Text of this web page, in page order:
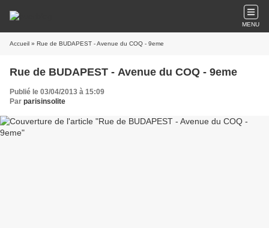
MENU
Accueil » Rue de BUDAPEST - Avenue du COQ - 9eme
Rue de BUDAPEST - Avenue du COQ - 9eme
Publié le 03/04/2013 à 15:09
Par parisinsolite